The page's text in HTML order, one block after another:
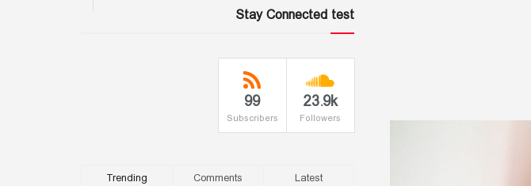
Stay Connected test
23.9k
Followers
99
Subscribers
Trending Comments Latest